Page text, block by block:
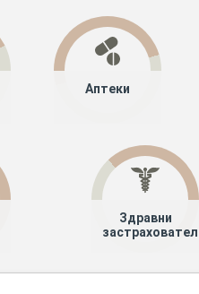
Аптеки
Здравни
застрахователи